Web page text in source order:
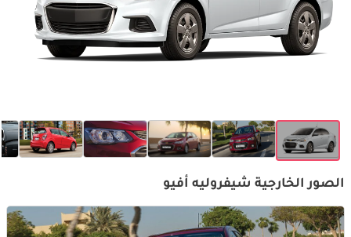
الصور الخارجية شيفروليه أفيو